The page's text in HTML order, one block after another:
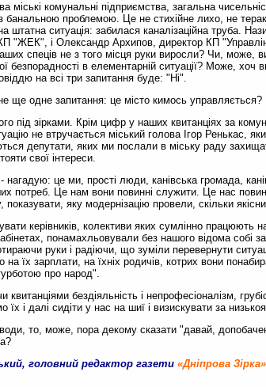
міські комунальні підприємства, загальна
банальною проблемою. Це не стихійне лихо, не
штатна ситуація: забилася каналізаційна труба.
"ЖЕК", і Олександр Архипов, директор КП
спеців не з того місця руки виросли? Чи, може,
безпорадності в елементарній ситуації? Може,
на всі три запитання буде: "Ні".
ще одне запитання: це місто кимось управляється?
під зірками. Крім цифр у наших квитанціях за
не втручається міський голова Ігор Ренькас,
депутати, яких ми послали в міську раду
свої інтереси.
нагадую: це ми, прості люди, канівська громада,
потреб. Це нам вони повинні служити. Це нас
показувати, яку модернізацію провели, скільки
керівників, колективи яких сумлінно працюють
понамахльовували без нашого відома собі
руки і радіючи, що зуміли перевернути
їх зарплати, на їхніх родичів, котрих вони
про народ".
бездіяльність і непрофесіоналізм,
і далі сидіти у нас на шиї і визискувати за
то, може, пора декому сказати "давай,
головний редактор газети «Дніпрова Зірка»